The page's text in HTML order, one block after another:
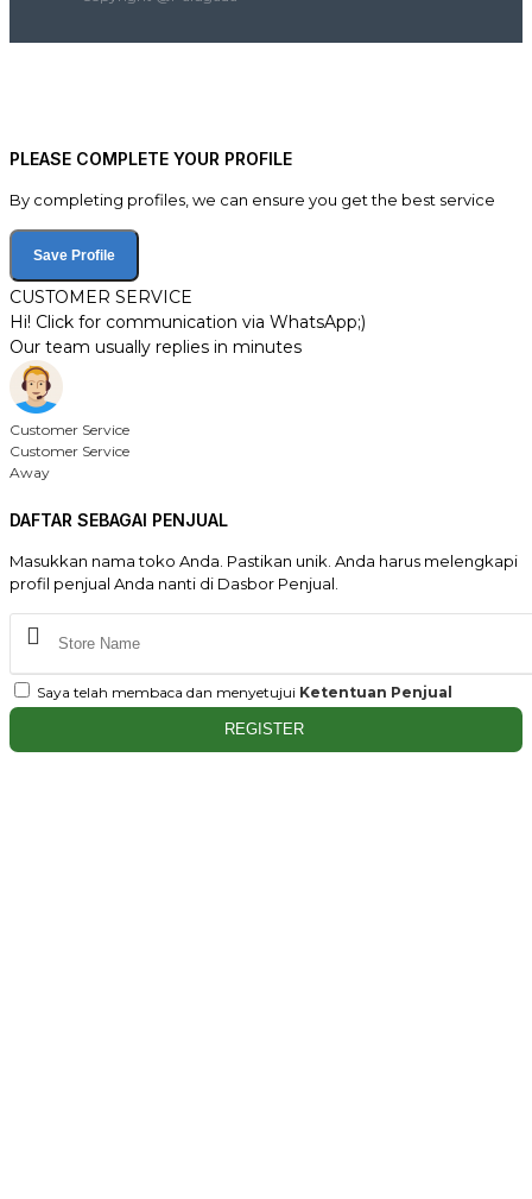
PLEASE COMPLETE YOUR PROFILE
By completing profiles, we can ensure you get the best service
Save Profile
CUSTOMER SERVICE
Hi! Click for communication via WhatsApp;)
Our team usually replies in minutes
Customer Service
Customer Service
Away
DAFTAR SEBAGAI PENJUAL
Masukkan nama toko Anda. Pastikan unik. Anda harus melengkapi
profil penjual Anda nanti di Dasbor Penjual.
Saya telah membaca dan menyetujui Ketentuan Penjual
REGISTER